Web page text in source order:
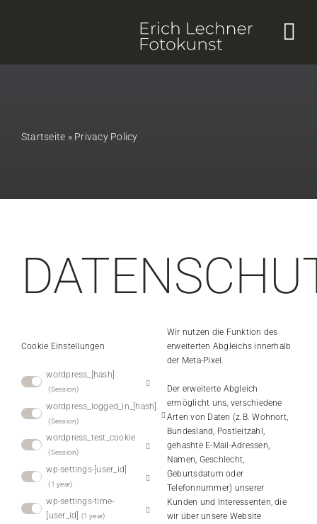
Startseite » Privacy Policy
Cookie Einstellungen
wordpress_[hash]
Session
wordpress_logged_in_[hash]
Session
wordpress_test_cookie
Session
wp-settings-[user_id]
1 year
wp-settings-time-
[user_id]
1 year
Wir nutzen die Funktion des
erweiterten Abgleichs innerhalb
der Meta-Pixel.
Der erweiterte Abgleich
ermöglicht uns, verschiedene
Arten von Daten (z.B. Wohnort,
Bundesland, Postleitzahl,
gehashte E-Mail-Adressen,
Namen, Geschlecht,
Geburtsdatum oder
Telefonnummer) unserer
Kunden und Interessenten, die
wir über unsere Website